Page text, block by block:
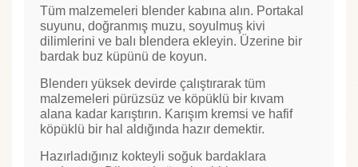
Tüm malzemeleri blender kabına alın. Portakal
suyunu, doğranmış muzu, soyulmuş kivi
dilimlerini ve balı blendera ekleyin. Üzerine bir
bardak buz küpünü de koyun.
Blenderı yüksek devirde çalıştırarak tüm
malzemeleri pürüzsüz ve köpüklü bir kıvam
alana kadar karıştırın. Karışım kremsi ve hafif
köpüklü bir hal aldığında hazır demektir.
Hazırladığınız kokteyli soğuk bardaklara